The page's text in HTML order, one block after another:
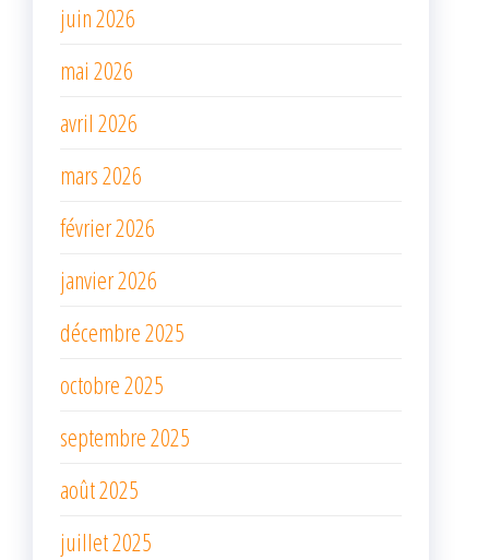
juin 2026
mai 2026
avril 2026
mars 2026
février 2026
janvier 2026
décembre 2025
octobre 2025
septembre 2025
août 2025
juillet 2025